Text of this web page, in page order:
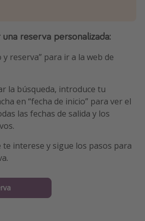
reserva personalizada:
y reserva” para ir a la web de
la búsqueda, introduce tu
en “fecha de inicio” para ver el
las fechas de salida y los
te interese y sigue los pasos para